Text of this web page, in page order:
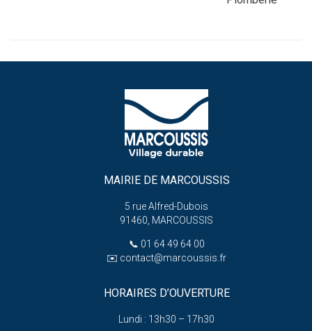
MAIRIE DE MARCOUSSIS
5 rue Alfred-Dubois
91460, MARCOUSSIS
📞 01 64 49 64 00
✉️ contact@marcoussis.fr
HORAIRES D’OUVERTURE
Lundi : 13h30 – 17h30